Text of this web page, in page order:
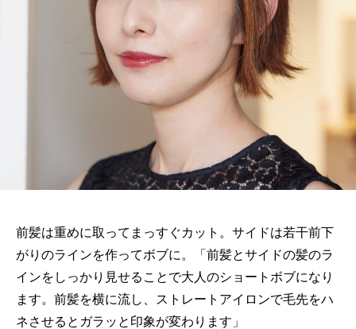
前髪は重めに取ってまっすぐカット。サイドは若干前下
がりのラインを作ってボブに。「前髪とサイドの髪のラ
インをしっかり見せることで大人のショートボブになり
ます。前髪を横に流し、ストレートアイロンで毛先をハ
ネさせるとガラッと印象が変わります」